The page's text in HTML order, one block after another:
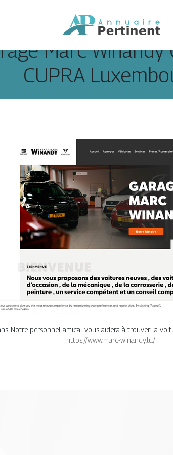
Marc Winandy
CUPRA
Notre personnel amical vous aidera à trouver la
https://www.marc-winandy.lu/